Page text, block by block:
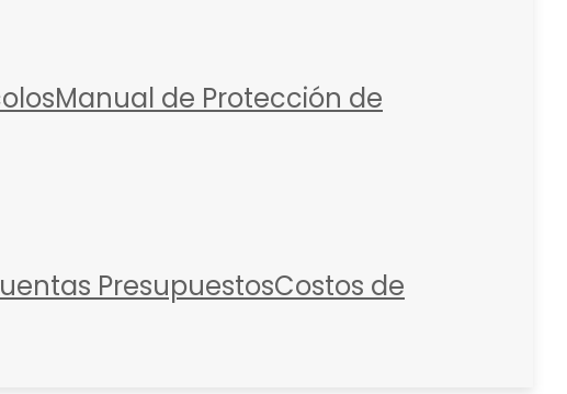
Manual de Protección de
PresupuestosCostos de